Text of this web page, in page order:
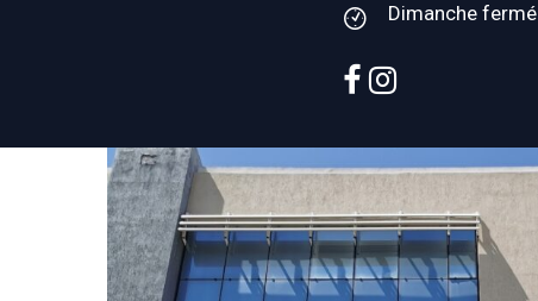
Dimanche fermé
facebook
instagram